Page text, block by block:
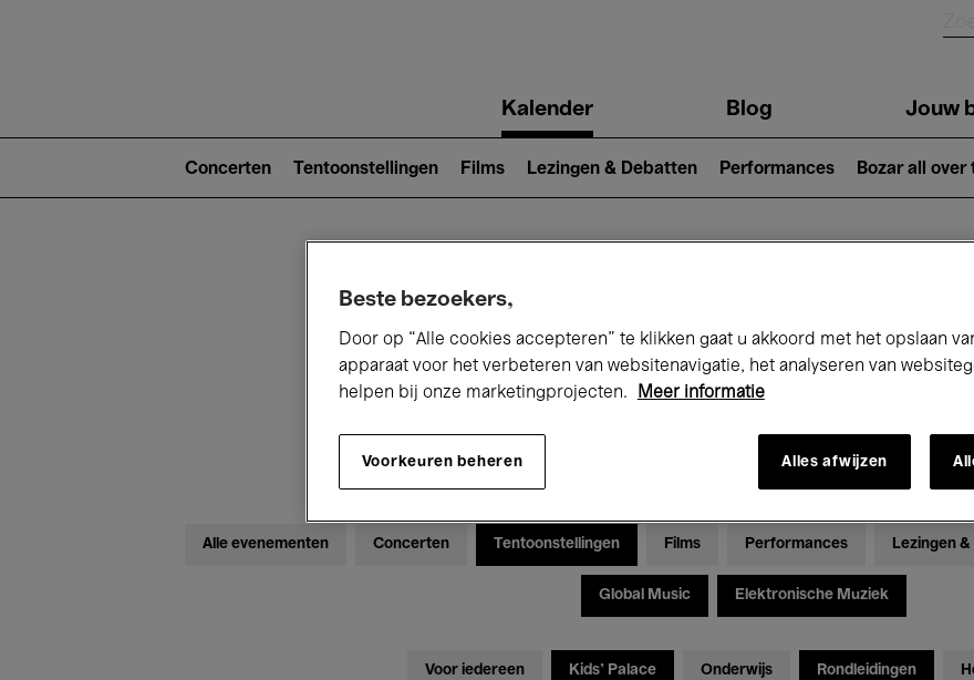
navigationKalender Blog Jouw
2)
Concerten Tentoonstellingen Films Lezingen & Debatten Performances Bozar all over
Alle evenementen Concerten Tentoonstellingen Films Performances Lezingen
Global Music Elektronische Muziek
Voor iedereen Kids’ Palace Onderwijs Rondleidingen
Beste bezoekers,
Door op “Alle cookies accepteren” te klikken gaat u akkoord met het opslaan
apparaat voor het verbeteren van websitenavigatie, het analyseren van
helpen bij onze marketingprojecten.
Meer informatie
Voorkeuren beheren Alles afwijzen